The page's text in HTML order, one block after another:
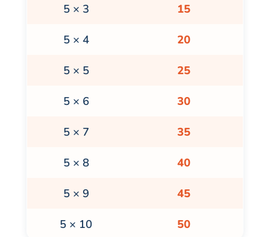
5 × 3 15
5 × 4 20
5 × 5 25
5 × 6 30
5 × 7 35
5 × 8 40
5 × 9 45
5 × 10 50